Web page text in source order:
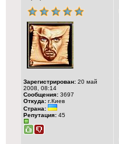
Зарегистрирован: 20 май
2008, 08:14
Сообщения: 3697
Откуда: г.Киев
Страна:
Репутация: 45